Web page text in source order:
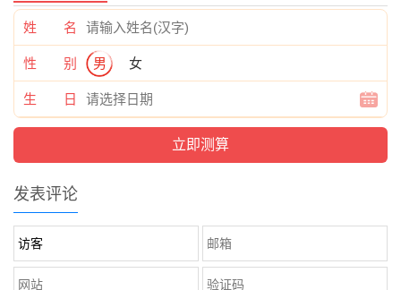
姓 名
性 别 男 女
生 日
发表评论